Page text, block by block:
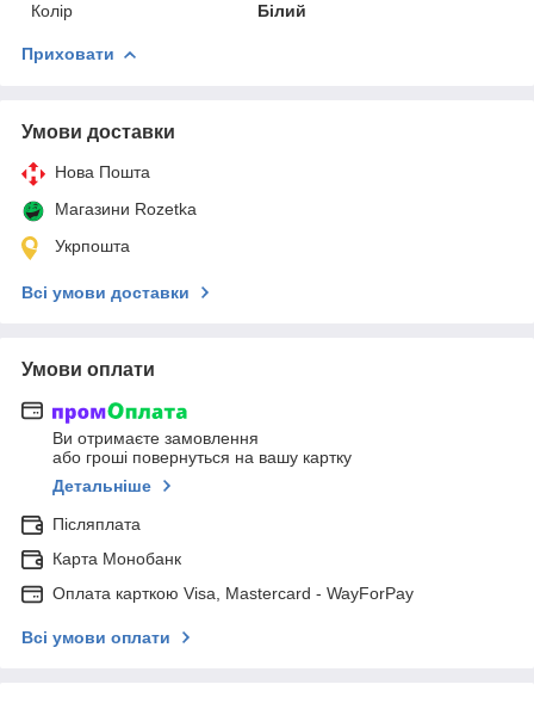
Колір
Білий
Приховати
Умови доставки
Нова Пошта
Магазини Rozetka
Укрпошта
Всі умови доставки
Умови оплати
Ви отримаєте замовлення
або гроші повернуться на вашу картку
Детальніше
Післяплата
Карта Монобанк
Оплата карткою Visa, Mastercard - WayForPay
Всі умови оплати